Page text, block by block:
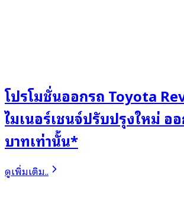
โปรโมชั่นออกรถ Toyota
ไมเนอร์เชนจ์ปรับปรุงใหม่ อ
บาทเท่านั้น*
ดูเพิ่มเติม..